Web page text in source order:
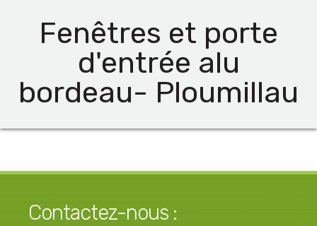
Fenêtres et porte
d'entrée alu
bordeau- Ploumillau
Contactez-nous :